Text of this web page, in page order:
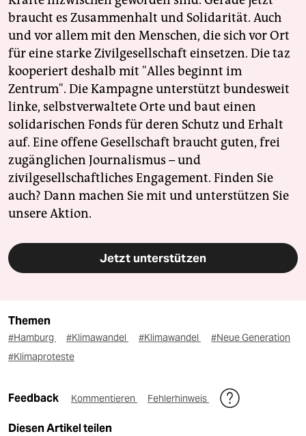
braucht es Zusammenhalt und Solidarität. Auch
und vor allem mit den Menschen, die sich vor Ort
für eine starke Zivilgesellschaft einsetzen. Die taz
kooperiert deshalb mit "Alles beginnt im
Zentrum". Die Kampagne unterstützt bundesweit
linke, selbstverwaltete Orte und baut einen
solidarischen Fonds für deren Schutz und Erhalt
auf. Eine offene Gesellschaft braucht guten, frei
zugänglichen Journalismus – und
zivilgesellschaftliches Engagement. Finden Sie
auch? Dann machen Sie mit und unterstützen Sie
unsere Aktion.
Jetzt unterstützen
Themen
#Hamburg #Klimawandel #Klimawandel
#Neue Generation
#Klimaproteste
Feedback Kommentieren Fehlerhinweis
Diesen Artikel teilen